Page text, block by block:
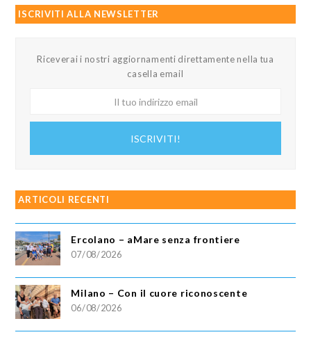
ISCRIVITI ALLA NEWSLETTER
Riceverai i nostri aggiornamenti direttamente nella tua
casella email
ISCRIVITI!
ARTICOLI RECENTI
Ercolano – aMare senza frontiere
07/08/2026
Milano – Con il cuore riconoscente
06/08/2026